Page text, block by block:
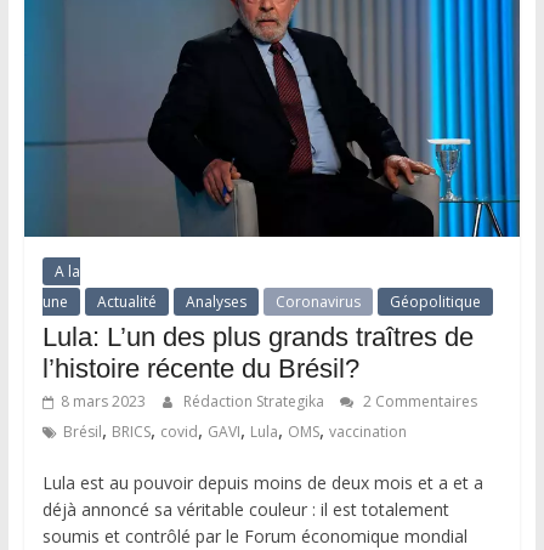
A la
une
Actualité Analyses Coronavirus Géopolitique
Lula: L’un des plus grands traîtres de
l’histoire récente du Brésil?
8 mars 2023 Rédaction Strategika
2 Commentaires
Brésil, BRICS, covid, GAVI, Lula, OMS, vaccination
Lula est au pouvoir depuis moins de deux mois et a et a
déjà annoncé sa véritable couleur : il est totalement
soumis et contrôlé par le Forum économique mondial